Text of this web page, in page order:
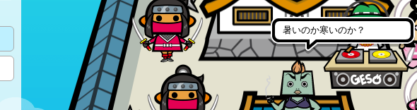
暑いのか寒いのか？